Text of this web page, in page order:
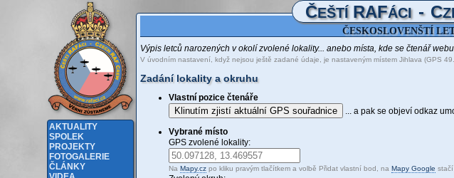
AKTUALITY
SPOLEK
PROJEKTY
FOTOGALERIE
ČLÁNKY
ČEŠTÍ RAFÁCI - C
ČESKOSLOVENŠTÍ
Výpis letců narozených v okolí zvolené lokality... anebo místa, kde se čtenář
V úvodním nastavení, když nejsou ještě zadané údaje, je nastaveným místem Jihlava (GPS
Zadání lokality a okruhu
Vlastní pozice čtenáře
Klinutím zjistí aktuální GPS souřadnice ... a pak se objeví odkaz
Vybrané místo
GPS zvolené lokality:
Na Mapy.cz po kliku pravým tlačítkem a volbě Přidat vlastní bod, na Mapy Google